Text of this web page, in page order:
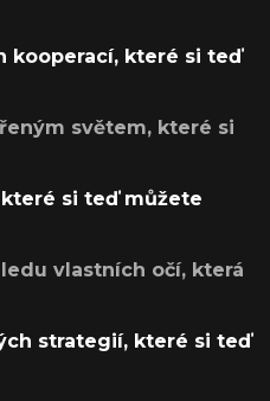
kooperací, které si teď
světem, které si
si teď můžete
vlastních očí, která
strategií, které si teď